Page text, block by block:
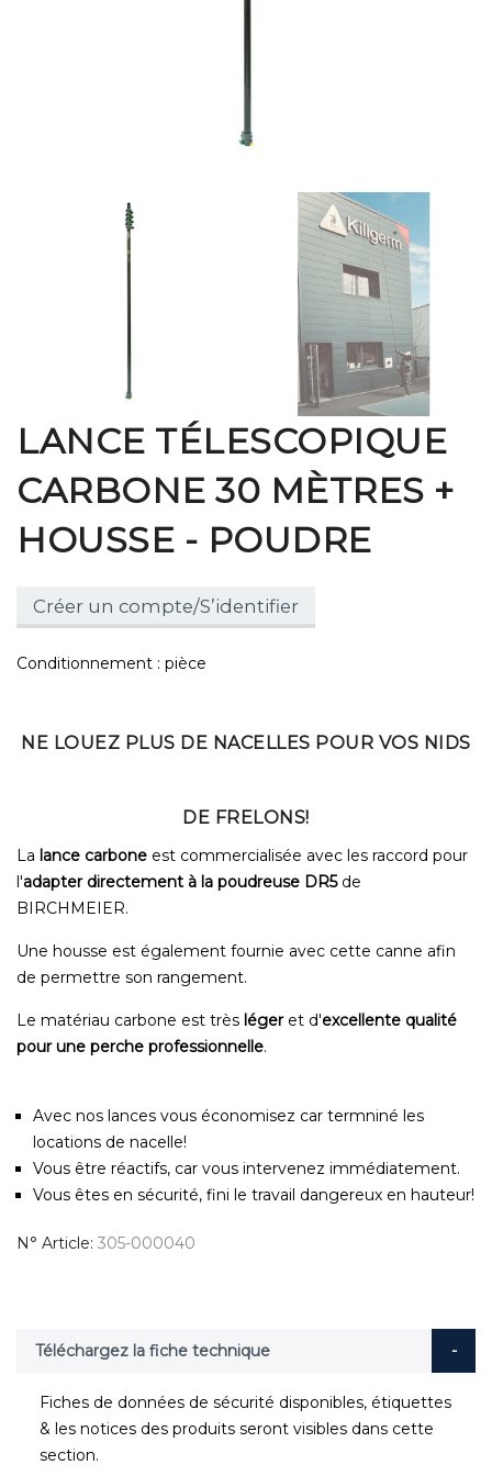
LANCE TÉLESCOPIQUE
CARBONE 30 MÈTRES +
HOUSSE - POUDRE
Créer un compte/S’identifier
Conditionnement : pièce
NE LOUEZ PLUS DE NACELLES POUR VOS NIDS
DE FRELONS!
La lance carbone est commercialisée avec les raccord pour
l'adapter directement à la poudreuse DR5de
BIRCHMEIER.
Une housse est également fournie avec cette canne afin
de permettre son rangement.
Le matériau carbone est très léger et d'excellente qualité
pour une perche professionnelle.
Avec nos lances vous économisez car termniné les
locations de nacelle!
Vous être réactifs, car vous intervenez immédiatement.
Vous êtes en sécurité, fini le travail dangereux en hauteur!
N° Article 305-000040
Téléchargez la fiche technique
Fiches de données de sécurité disponibles, étiquettes
& les notices des produits seront visibles dans cette
section.